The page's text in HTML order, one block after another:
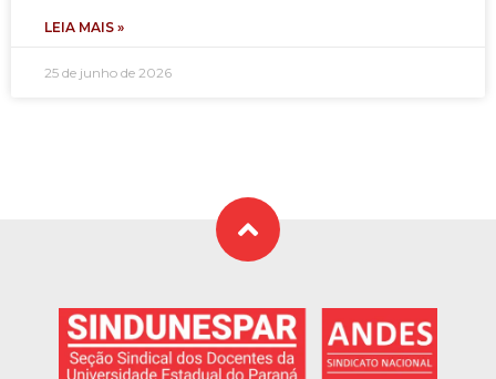
LEIA MAIS »
25 de junho de 2026